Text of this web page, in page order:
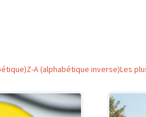
Z-A (alphabétique inverse)Les